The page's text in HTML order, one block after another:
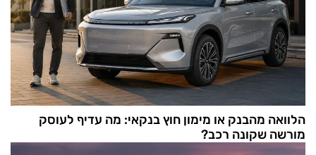
הלוואה מהבנק או מימון חוץ בנקאי: מה עדיף לעוסק
מורשה שקונה רכב?